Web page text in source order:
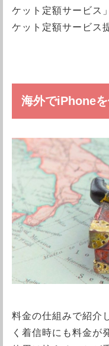
ケット定額サービス
ケット定額サービス
海外でiPhone
料金の仕組みで紹介
く着信時にも料金が